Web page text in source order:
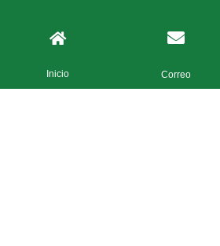
Inicio Correo